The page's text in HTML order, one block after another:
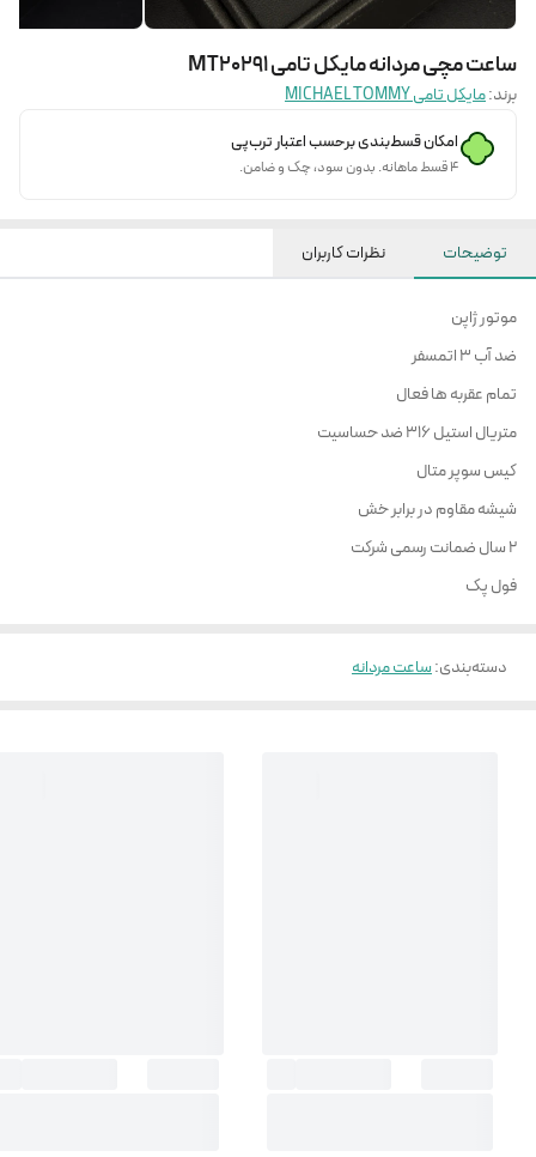
ساعت مچی مردانه مایکل تامی MT20291
برند:مایکل تامی MICHAEL TOMMY
امکان قسط‌بندی برحسب اعتبار ترب‌پی
۴ قسط ماهانه. بدون سود، چک و ضامن.
توضیحات نظرات کاربران
موتور ژاپن
ضد آب 3 اتمسفر
تمام عقربه ها فعال
متریال استیل 316 ضد حساسیت
کیس سوپر متال
شیشه مقاوم در برابر خش
2 سال ضمانت رسمی شرکت
فول پک
دسته‌بندی:ساعت مردانه